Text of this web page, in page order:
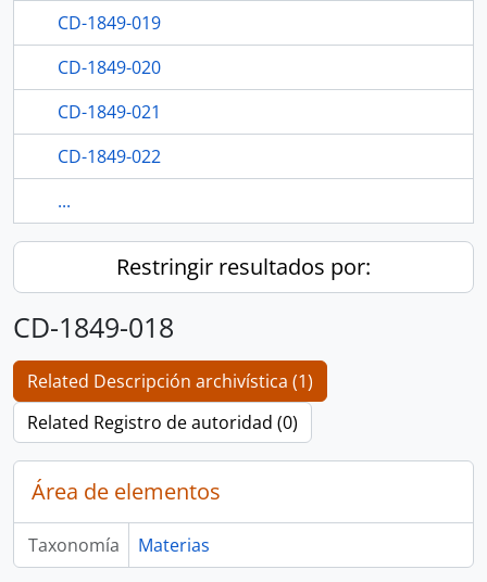
CD-1849-019
CD-1849-020
CD-1849-021
CD-1849-022
...
Restringir resultados por:
CD-1849-018
Related Descripción archivística (1)
Related Registro de autoridad (0)
Área de elementos
Taxonomía Materias